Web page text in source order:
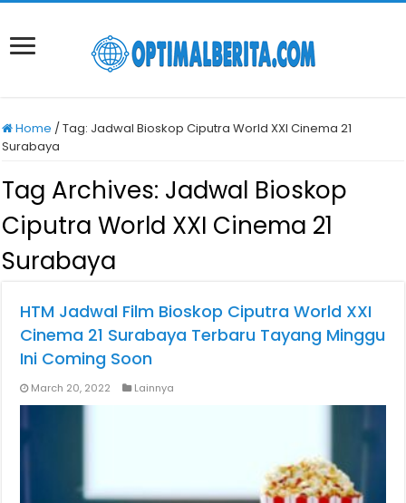
Home /Tag: Jadwal Bioskop Ciputra World XXI Cinema 21
Surabaya
Tag Archives: Jadwal Bioskop
Ciputra World XXI Cinema 21
Surabaya
HTM Jadwal Film Bioskop Ciputra World XXI
Cinema 21 Surabaya Terbaru Tayang Minggu
Ini Coming Soon
March 20, 2022 Lainnya